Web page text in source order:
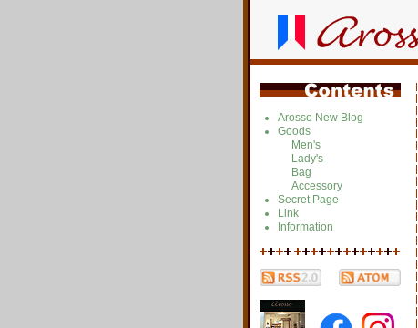
Arosso New Blog
Goods
Men's
Lady's
Bag
Accessory
Secret Page
Link
Information